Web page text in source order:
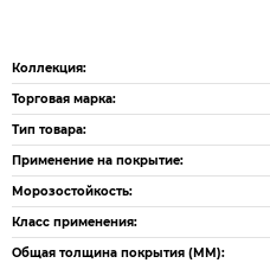
Коллекция:
Торговая марка:
Тип товара:
Применение на покрытие:
Морозостойкость:
Класс применения:
Общая толщина покрытия (ММ):